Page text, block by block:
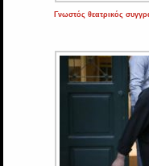
Γνωστός θεατρικός